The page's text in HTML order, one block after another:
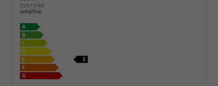
ZUSTAND
unfallfrei